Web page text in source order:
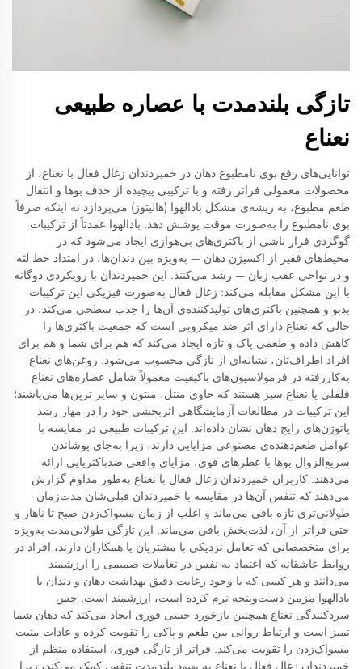
تازگی بلندمدت با عصاره طبیعی
نعناع
توانایی‌های رفع بوی نامطبوع دهان در خمیردندان زغال فعال با نعناع، از
محصولات معمولی فراتر رفته و با ترکیبی پیچیده از حذف بوها و انتقال
طعم مطبوع، به ریشه‌ی مشکل بادالهوا (هالیتوز) می‌پردازد نه اینکه صرفاً
بوی نامطبوع را به‌صورت موقت پوشش دهد. بادالهوا عمدتاً از ترکیبات
گوگردی فرار ناشی از باکتری‌های بی‌هوازی ایجاد می‌شود که در
محیط‌های فقیر از اکسیژن دهان — به‌ویژه بین دندان‌ها، در امتداد خط لثه
و در نواحی عقب زبان — رشد می‌کنند. این خمیردندان با رویکردی دوگانه
با این مشکل مقابله می‌کند: زغال فعال به‌صورت فیزیکی این ترکیبات
بدبو و همچنین باکتری‌های تولیدکننده‌ی آن‌ها را جذب سطحی می‌کند، در
حالی که نعناع دارای اثر ضد میکروبی است که جمعیت باکتری‌ها را
کاهش داده و طعمی پاک و تازه ایجاد می‌کند که هم برای شما و هم برای
افراد اطراف‌تان، نشانه‌ای از تازگی محسوب می‌شود. روغن‌های نعناع
به‌کاررفته در فرمولاسیون‌های باکیفیت معمولاً شامل عصاره‌های نعناع
فلفلی یا نعناع سبز هستند که حاوی منتل، منتون و سایر ترپن‌ها می‌باشند؛
این ترکیبات در مطالعات آزمایشگاهی اثربخشی خود را در مهار رشد
پاتوژن‌های رایج دهان نشان داده‌اند. این ترکیبات طبیعی در مقایسه با
عوامل طعم‌دهنده‌ی مصنوعی مزایایی دارند، زیرا به‌جای پوشاندن
سریع‌الزوال بوها با عطرهای قوی، مزایای واقعی ضدباکتریایی ارائه
می‌دهند. کاربران خمیردندان زغال فعال با نعناع به‌طور مداوم گزارش
می‌دهند که تنفس آن‌ها در مقایسه با خمیردندان قبلی‌شان مدت‌زمان
طولانی‌تری تازه باقی می‌ماند و اغلب از زمان مسواک‌زدن صبح تا ناهار و
حتی فراتر از آن، لذت‌بخش باقی می‌ماند. این تازگی طولانی‌مدت به‌ویژه
برای متخصصانی که تعامل نزدیکی با مشتریان یا همکاران دارند، افراد در
روابط عاشقانه که اعتماد به نفس در تعاملات صمیمی را ارزشمند
می‌دانند و هر کسی که با وجود رعایت دقیق بهداشت دهان و دندان با
بادالهوا مزمن دست‌وپنجه نرم کرده است، ارزشمند است. حس
سردکنندگی نعناع همچنین بازخورد حسی فوری ایجاد می‌کند که دهان شما
تمیز است و ارتباط روانی بین طعم و پاکی را تقویت کرده و عادات مثبت
مسواک‌زدن را تقویت می‌کند. فراتر از تازگی فوری، استفاده منظم از
خمیردندان زغال فعال با نعناع به بهبود بلندمدت تنفس کمک می‌کند، زیرا